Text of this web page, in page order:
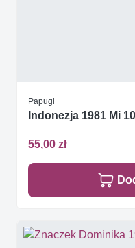
Papugi
Indonezja 1981 Mi
55,00 zł